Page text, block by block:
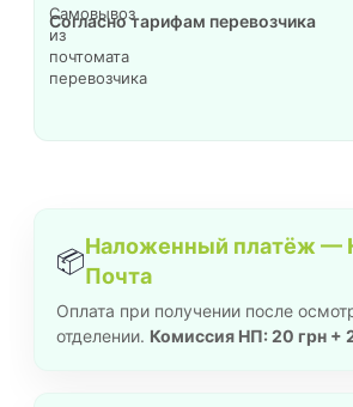
Самовывоз
из
почтомата
перевозчика
Согласно тарифам перевозчика
📦Наложенный платёж —
Почта
Оплата при получении после
отделении. Комиссия НП: 20 грн +